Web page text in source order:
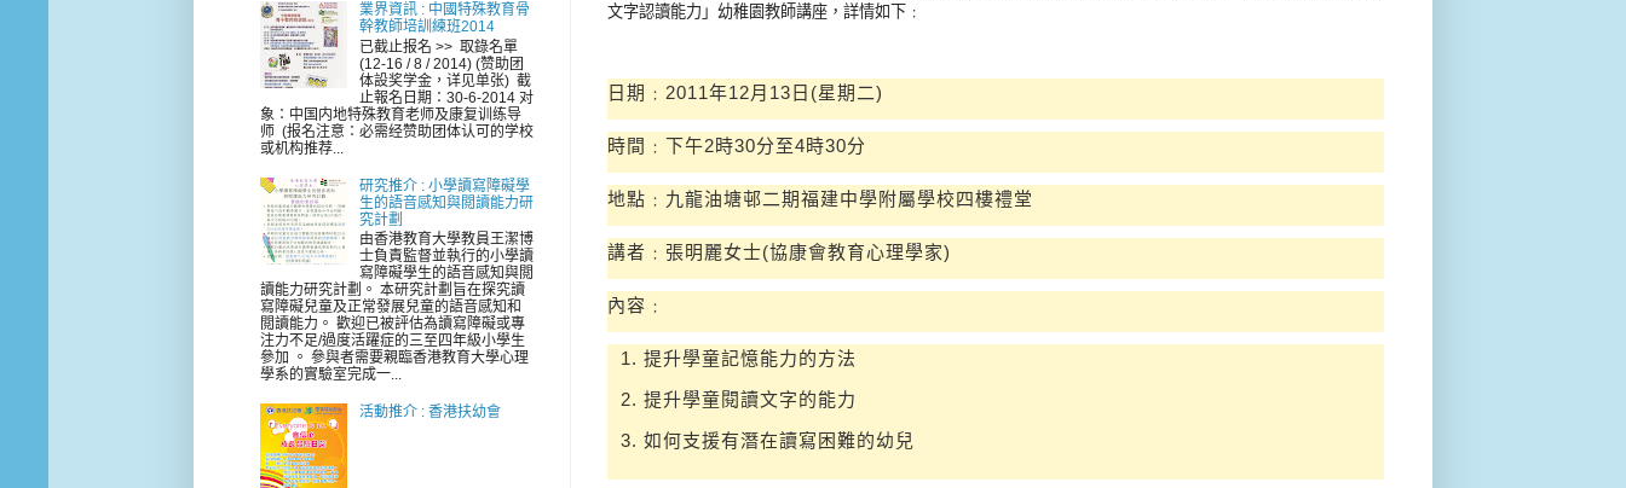
文字認讀能力」幼稚園教師講座，詳情如下﹕
日期﹕2011年12月13日(星期二)
時間﹕下午2時30分至4時30分
地點﹕九龍油塘邨二期福建中學附屬學校四樓禮堂
講者﹕張明麗女士(協康會教育心理學家)
內容﹕
提升學童記憶能力的方法
提升學童閱讀文字的能力
如何支援有潛在讀寫困難的幼兒
業界資訊 : 中國特殊教育骨
幹教師培訓練班2014
已截止报名 >> 取錄名單
(12-16 / 8 / 2014) (赞助团
体設奖学金，详见单张) 截
止報名日期：30-6-2014 对
象：中国内地特殊教育老师及康复训练导
师 (报名注意：必需经赞助团体认可的学校
或机构推荐...
研究推介 : 小學讀寫障礙學
生的語音感知與閲讀能力研
究計劃
由香港教育大學教員王潔博
士負責監督並執行的小學讀
寫障礙學生的語音感知與閲
讀能力研究計劃。 本研究計劃旨在探究讀
寫障礙兒童及正常發展兒童的語音感知和
閲讀能力。 歡迎已被評估為讀寫障礙或專
注力不足/過度活躍症的三至四年級小學生
參加 。 參與者需要親臨香港教育大學心理
學系的實驗室完成一...
活動推介 : 香港扶幼會